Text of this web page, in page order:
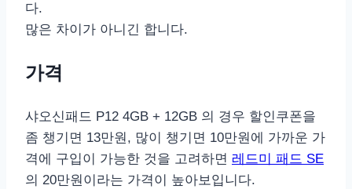
다.
많은 차이가 아니긴 합니다.
가격
샤오신패드 P12 4GB + 12GB 의 경우 할인쿠폰을
좀 챙기면 13만원, 많이 챙기면 10만원에 가까운 가
격에 구입이 가능한 것을 고려하면 레드미 패드 SE
의 20만원이라는 가격이 높아보입니다.